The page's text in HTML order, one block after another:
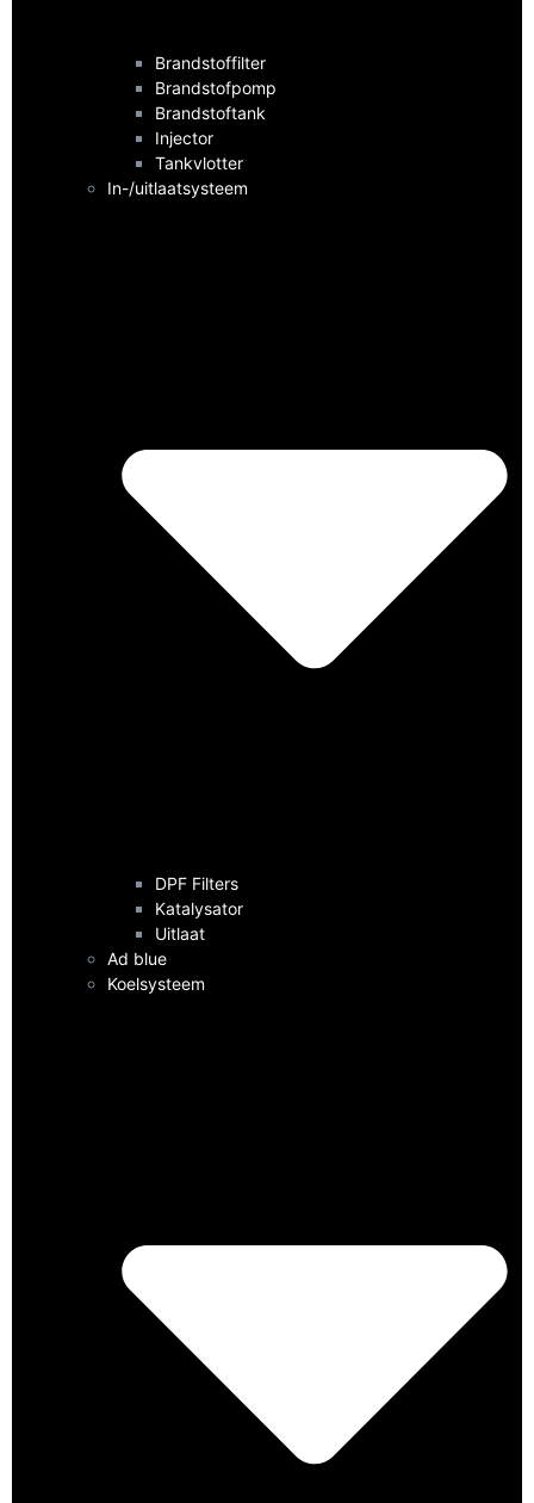
Brandstoffilter
Brandstofpomp
Brandstoftank
Injector
Tankvlotter
In-/uitlaatsysteem
DPF Filters
Katalysator
Uitlaat
Ad blue
Koelsysteem